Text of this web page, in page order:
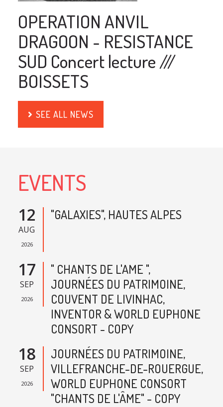
OPERATION ANVIL
DRAGOON - RESISTANCE
SUD Concert lecture ///
BOISSETS
SEE ALL NEWS
EVENTS
12
AUG
2026
"GALAXIES", HAUTES ALPES
17
SEP
2026
" CHANTS DE L'AME ",
JOURNÉES DU PATRIMOINE,
COUVENT DE LIVINHAC,
INVENTOR & WORLD EUPHONE
CONSORT - COPY
18
SEP
2026
JOURNÉES DU PATRIMOINE,
VILLEFRANCHE-DE-ROUERGUE,
WORLD EUPHONE CONSORT
"CHANTS DE L'ÂME" - COPY